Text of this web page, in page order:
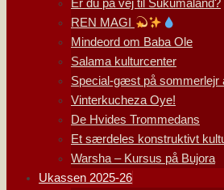
Er du på vej til Sukumaland?
REN MAGI
Mindeord om Baba Ole
Salama kulturcenter
Special-gæst på sommerlejr
Vinterkucheza Oye!
De Hvides Trommedans
Et særdeles konstruktivt
Warsha – Kursus på Bujora
Ukassen 2025-26